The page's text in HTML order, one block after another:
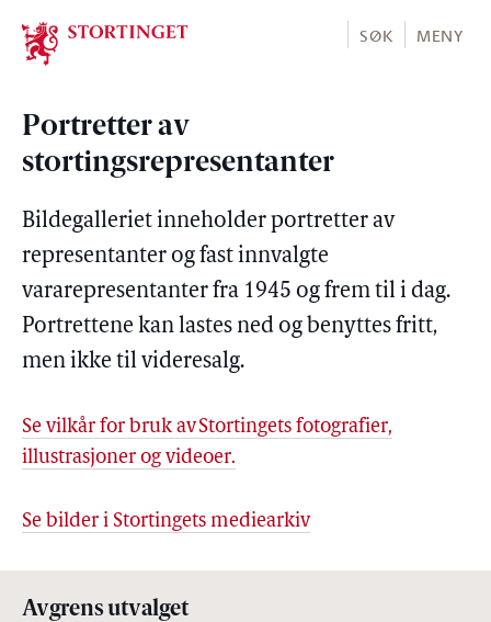
Stortinget.no
SØK MENY
Portretter av
stortingsrepresentanter
Bildegalleriet inneholder portretter av
representanter og fast innvalgte
vararepresentanter fra 1945 og frem til i dag.
Portrettene kan lastes ned og benyttes fritt,
men ikke til videresalg.
Se vilkår for bruk av Stortingets fotografier,
illustrasjoner og videoer.
Se bilder i Stortingets mediearkiv
Avgrens utvalget